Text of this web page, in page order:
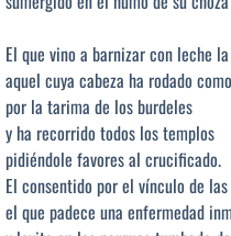
El que vino a barnizar con leche
aquel cuya cabeza ha rodado
por la tarima de los burdeles
y ha recorrido todos los templos
pidiéndole favores al crucificado.
El consentido por el vínculo de
el que padece una enfermedad